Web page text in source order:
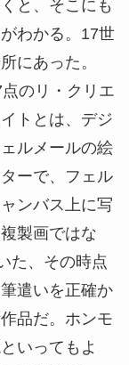
と、そこにも
わかる。17世
にあった。
のリ・クリエ
トとは、デジ
ルメールの絵
ーで、フェル
ンバス上に写
製画ではな
た、その時点
遣いを正確か
品だ。ホンモ
いってもよ